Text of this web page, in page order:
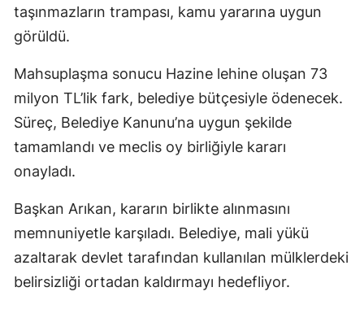
taşınmazların trampası, kamu yararına uygun
görüldü.
Mahsuplaşma sonucu Hazine lehine oluşan 73
milyon TL’lik fark, belediye bütçesiyle ödenecek.
Süreç, Belediye Kanunu’na uygun şekilde
tamamlandı ve meclis oy birliğiyle kararı
onayladı.
Başkan Arıkan, kararın birlikte alınmasını
memnuniyetle karşıladı. Belediye, mali yükü
azaltarak devlet tarafından kullanılan mülklerdeki
belirsizliği ortadan kaldırmayı hedefliyor.